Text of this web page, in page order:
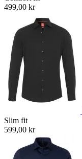
499,00 kr
Slim fit
599,00 kr